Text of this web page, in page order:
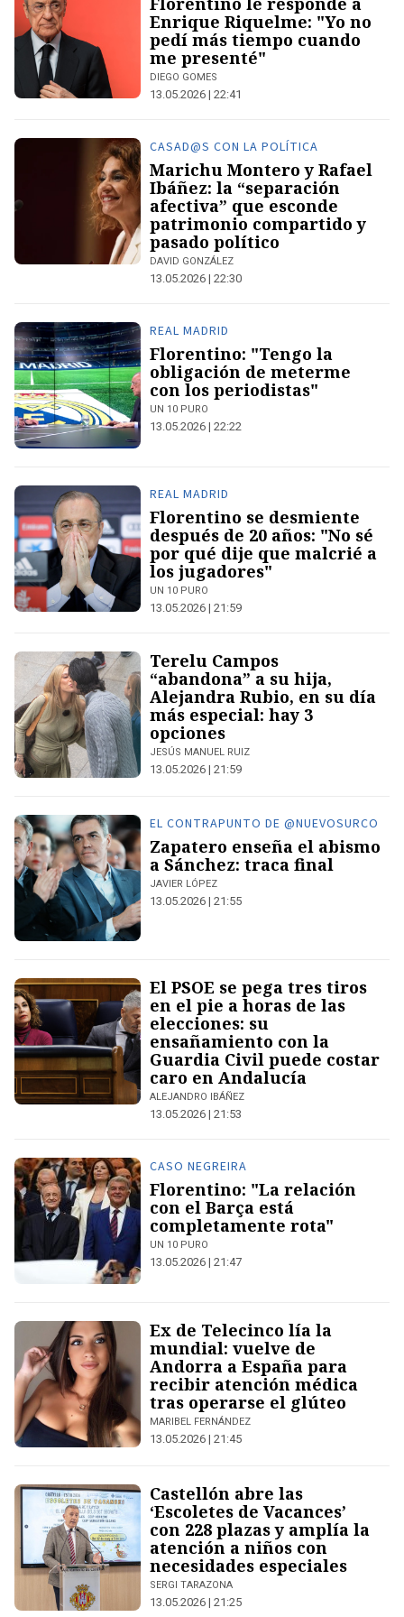
Enrique Riquelme: "Yo no
pedí más tiempo cuando
me presenté"
DIEGO GOMES
13.05.2026 | 22:41
CASAD@S CON LA POLÍTICA
Marichu Montero y Rafael
Ibáñez: la “separación
afectiva” que esconde
patrimonio compartido y
pasado político
DAVID GONZÁLEZ
13.05.2026 | 22:30
REAL MADRID
Florentino: "Tengo la
obligación de meterme
con los periodistas"
UN 10 PURO
13.05.2026 | 22:22
REAL MADRID
Florentino se desmiente
después de 20 años: "No sé
por qué dije que malcrié a
los jugadores"
UN 10 PURO
13.05.2026 | 21:59
Terelu Campos
“abandona” a su hija,
Alejandra Rubio, en su día
más especial: hay 3
opciones
JESÚS MANUEL RUIZ
13.05.2026 | 21:59
EL CONTRAPUNTO DE @NUEVOSURCO
Zapatero enseña el abismo
a Sánchez: traca final
JAVIER LÓPEZ
13.05.2026 | 21:55
El PSOE se pega tres tiros
en el pie a horas de las
elecciones: su
ensañamiento con la
Guardia Civil puede costar
caro en Andalucía
ALEJANDRO IBÁÑEZ
13.05.2026 | 21:53
CASO NEGREIRA
Florentino: "La relación
con el Barça está
completamente rota"
UN 10 PURO
13.05.2026 | 21:47
Ex de Telecinco lía la
mundial: vuelve de
Andorra a España para
recibir atención médica
tras operarse el glúteo
MARIBEL FERNÁNDEZ
13.05.2026 | 21:45
Castellón abre las
‘Escoletes de Vacances’
con 228 plazas y amplía la
atención a niños con
necesidades especiales
SERGI TARAZONA
13.05.2026 | 21:25